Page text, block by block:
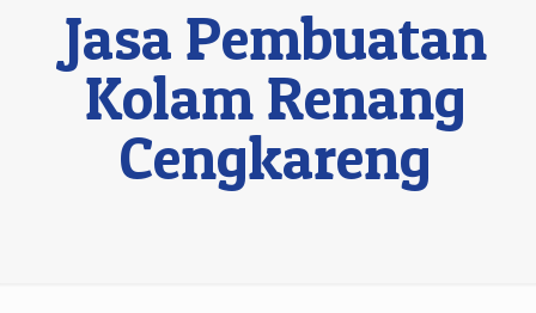
Jasa Pembuatan
Kolam Renang
Cengkareng